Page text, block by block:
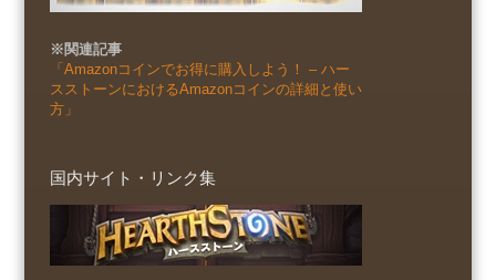
※関連記事
「Amazonコインでお得に購入しよう！ – ハー
スストーンにおけるAmazonコインの詳細と使い
方」
国内サイト・リンク集